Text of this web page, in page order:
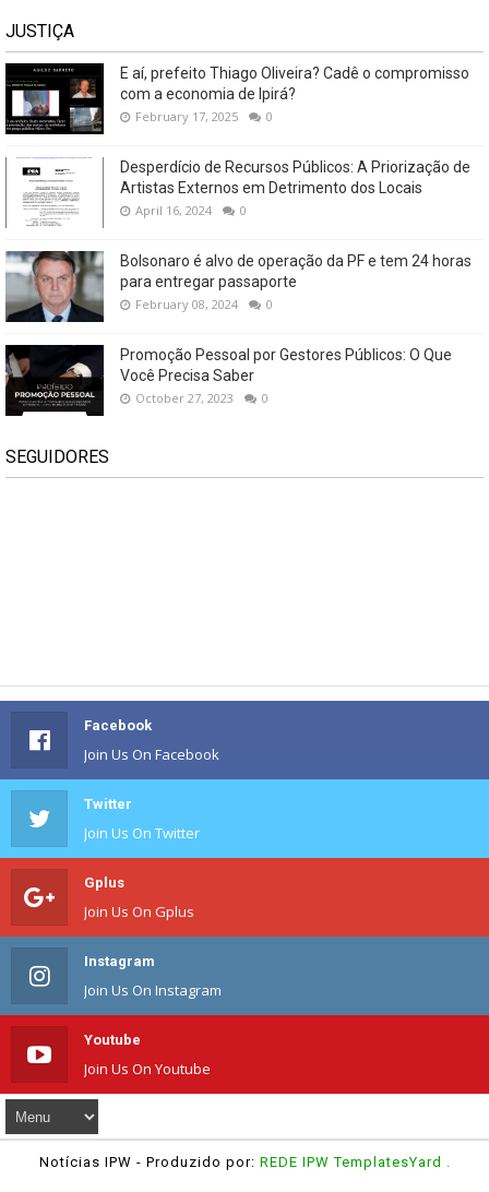
JUSTIÇA
E aí, prefeito Thiago Oliveira? Cadê o compromisso
com a economia de Ipirá?
February 17, 2025 0
Desperdício de Recursos Públicos: A Priorização de
Artistas Externos em Detrimento dos Locais
April 16, 2024 0
Bolsonaro é alvo de operação da PF e tem 24 horas
para entregar passaporte
February 08, 2024 0
Promoção Pessoal por Gestores Públicos: O Que
Você Precisa Saber
October 27, 2023 0
SEGUIDORES
Facebook
Join Us On Facebook
Twitter
Join Us On Twitter
Gplus
Join Us On Gplus
Instagram
Join Us On Instagram
Youtube
Join Us On Youtube
Notícias IPW - Produzido por: REDE IPW TemplatesYard .